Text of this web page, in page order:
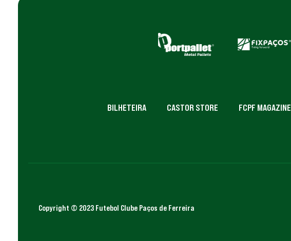
BILHETEIRA CASTOR STORE FCPF MAGAZINE
Copyright © 2023 Futebol Clube Paços de Ferreira